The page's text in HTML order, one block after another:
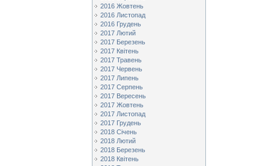
2016 Жовтень
2016 Листопад
2016 Грудень
2017 Лютий
2017 Березень
2017 Квітень
2017 Травень
2017 Червень
2017 Липень
2017 Серпень
2017 Вересень
2017 Жовтень
2017 Листопад
2017 Грудень
2018 Січень
2018 Лютий
2018 Березень
2018 Квітень